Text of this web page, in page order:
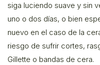
siga luciendo suave y sin
uno o dos días, o bien
nuevo en el caso de la
riesgo de sufrir cortes,
Gillette o bandas de cera.